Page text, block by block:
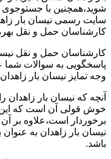
شوید،همچنین با جستوجوی
سایت رسمی نیسان بار
کارشناسان حمل و نقل
کارشناسان حمل و نقل
پاسخگویی به سوالات شما
وجه تمایز نیسان بار
آنچه که نیسان بار زاهدان
خوش قولی آن است که این
برخوردار است،علاوه بر
نیسان بار زاهدان به عنوان
باشد.